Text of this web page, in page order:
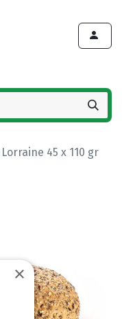
45 x 110 gr
×